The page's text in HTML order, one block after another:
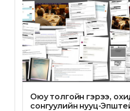
Оюу толгойн гэрээ,
сонгуулийн нууц-